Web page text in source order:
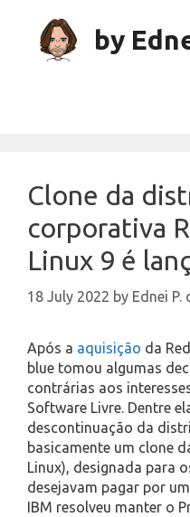
content
by
Clone da
corporativa
Linux 9 é
18 July 2022 by Ednei P.
Após a aquisição da
blue tomou algumas
contrárias aos
Software Livre. Dentre
descontinuação da
basicamente um clone
Linux), designada para
desejavam pagar por
IBM resolveu manter o